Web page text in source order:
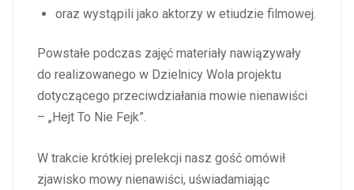
oraz wystąpili jako aktorzy w etiudzie filmowej.
Powstałe podczas zajęć materiały nawiązywały
do realizowanego w Dzielnicy Wola projektu
dotyczącego przeciwdziałania mowie nienawiści
– „Hejt To Nie Fejk”.
W trakcie krótkiej prelekcji nasz gość omówił
zjawisko mowy nienawiści, uświadamiając